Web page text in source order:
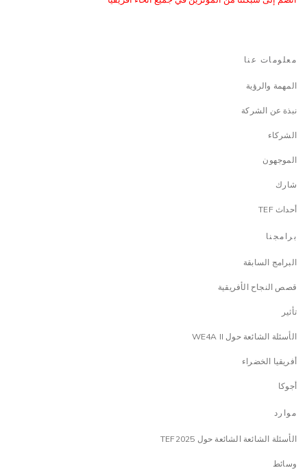
معلومات عنا
المهمة والرؤية
نبذة عن الشركة
الشركاء
الموجهون
شارك
أحداث TEF
برامجنا
البرامج السابقة
قصص النجاح الأفريقية
تأثير
الأسئلة الشائعة حول WE4A II
أفريقيا الخضراء
أجوكا
موارد
الأسئلة الشائعة الشائعة حول TEF2025
وسائط